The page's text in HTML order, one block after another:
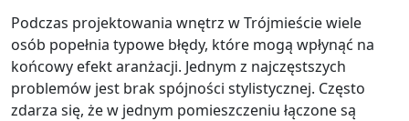
Podczas projektowania wnętrz w Trójmieście wiele
osób popełnia typowe błędy, które mogą wpłynąć na
końcowy efekt aranżacji. Jednym z najczęstszych
problemów jest brak spójności stylistycznej. Często
zdarza się, że w jednym pomieszczeniu łączone są